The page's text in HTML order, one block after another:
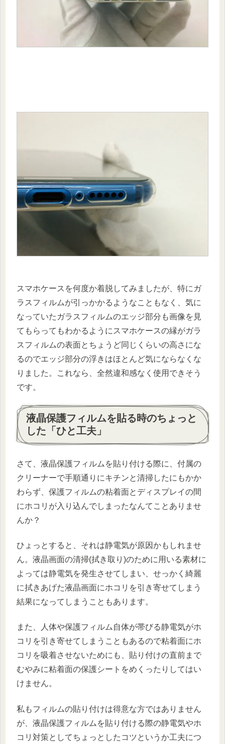
スマホケースを何度か着脱してみましたが、特にガ
ラスフィルムが引っかかるようなこともなく、気に
なっていたガラスフィルムのエッジ部分も画像を見
てもらってもわかるようにスマホケースの縁がガラ
スフィルムの表面とちょうど同じくらいの高さにな
るのでエッジ部分の浮きはほとんど気にならなくな
りました。これなら、全然違和感なく使用できそう
です。
液晶保護フィルムを貼る時のちょっと
した「ひと工夫」
さて、液晶保護フィルムを貼り付ける際に、付属の
クリーナーで手順通りにキチンと清掃したにもかか
わらず、保護フィルムの粘着面とディスプレイの間
にホコリが入り込んでしまったなんてことありませ
んか？
ひょっとすると、それは静電気が原因かもしれませ
ん。液晶画面の清掃(拭き取り)のために用いる素材に
よっては静電気を発生させてしまい、せっかく綺麗
に拭きあげた液晶画面にホコリを引き寄せてしまう
結果になってしまうこともあります。
また、人体や保護フィルム自体が帯びる静電気がホ
コリを引き寄せてしまうこともあるので粘着面にホ
コリを吸着させないためにも、貼り付けの直前まで
むやみに粘着面の保護シートをめくったりしてはい
けません。
私もフィルムの貼り付けは得意な方ではありません
が、液晶保護フィルムを貼り付ける際の静電気やホ
コリ対策としてちょっとしたコツというか工夫につ